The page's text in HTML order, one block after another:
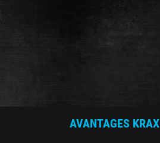
AVANTAGES KRAX